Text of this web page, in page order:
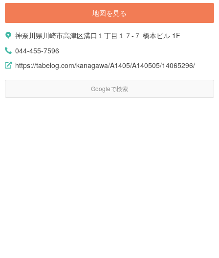
地図を見る
神奈川県川崎市高津区溝口１丁目１７-７ 橋本ビル 1F
044-455-7596
https://tabelog.com/kanagawa/A1405/A140505/14065296/
Googleで検索